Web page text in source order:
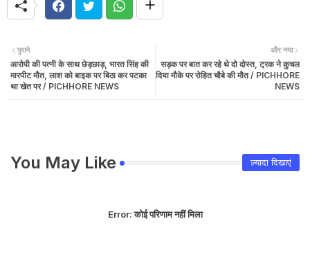
और नया
सड़क पर बात कर रहे थे दो दोस्त, ट्रक ने कुचल
दिया मौके पर रोहित चौबे की मौत / PICHHORE
NEWS
पुराने
आरोपी की पत्नी के साथ छेड़छाड़, भारत सिंह की
मारपीट मौत, लाश को बाइक पर बिठा कर पटका
था खेत पर / PICHHORE NEWS
You May Like ज़्यादा दिखाएं
Error:कोई परिणाम नहीं मिला